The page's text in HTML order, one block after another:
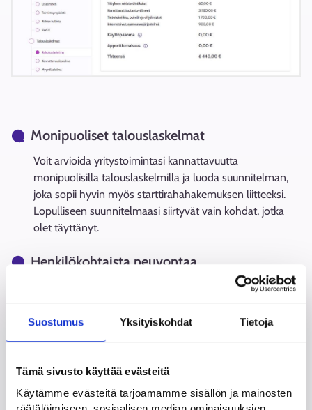
Suostumus Yksityiskohdat Tietoja
Tämä sivusto käyttää evästeitä
Käytämme evästeitä tarjoamamme sisällön ja mainosten
Monipuoliset talouslaskelmat
Voit arvioida yritystoimintasi kannattavuutta
monipuolisilla talouslaskelmilla ja luoda suunnitelman,
joka sopii hyvin myös starttirahahakemuksen liitteeksi.
Lopulliseen suunnitelmaasi siirtyvät vain kohdat, jotka
olet täyttänyt.
Henkilökohtaista neuvontaa
yritysneuvojaverkostomme maksuttomat palvelut ovat
tukenasi yrittäjyyden eri tilanteissa. Löydät Yritys-
Suomen ja seudullisten neuvontapalveluiden, kuten